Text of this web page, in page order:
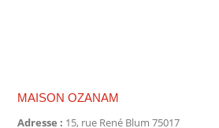
MAISON OZANAM
Adresse : 15, rue René Blum 75017